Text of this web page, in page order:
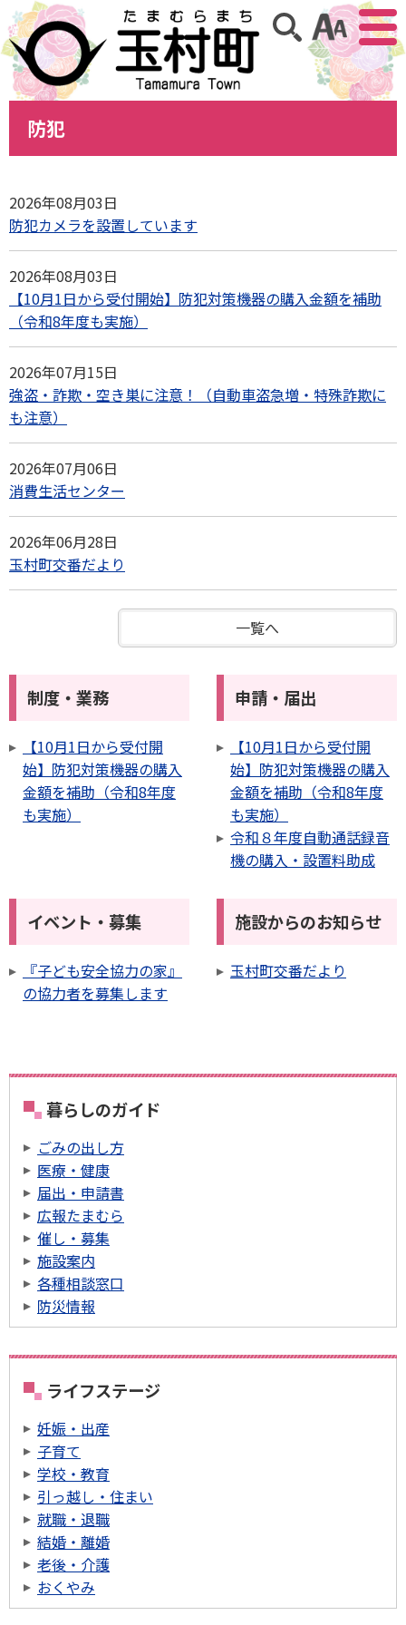
アクセ
サイト内検索
防犯
2026年08月03日
防犯カメラを設置しています
2026年08月03日
【10月1日から受付開始】防犯対策機器の購入金額を補助
（令和8年度も実施）
2026年07月15日
強盗・詐欺・空き巣に注意！（自動車盗急増・特殊詐欺に
も注意）
2026年07月06日
消費生活センター
2026年06月28日
玉村町交番だより
一覧へ
制度・業務
【10月1日から受付開
始】防犯対策機器の購入
金額を補助（令和8年度
も実施）
申請・届出
【10月1日から受付開
始】防犯対策機器の購入
金額を補助（令和8年度
も実施）
令和８年度自動通話録音
機の購入・設置料助成
イベント・募集
『子ども安全協力の家』
の協力者を募集します
施設からのお知らせ
玉村町交番だより
暮らしのガイド
ごみの出し方
医療・健康
届出・申請書
広報たまむら
催し・募集
施設案内
各種相談窓口
防災情報
ライフステージ
妊娠・出産
子育て
学校・教育
引っ越し・住まい
就職・退職
結婚・離婚
老後・介護
おくやみ